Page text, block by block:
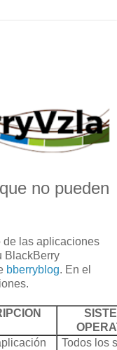
no pueden
de las aplicaciones
BlackBerry
bberryblog. En el
Todos los